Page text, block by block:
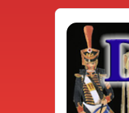
De
Forums de